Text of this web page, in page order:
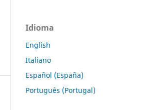
Idioma
English
Italiano
Español (España)
Português (Portugal)